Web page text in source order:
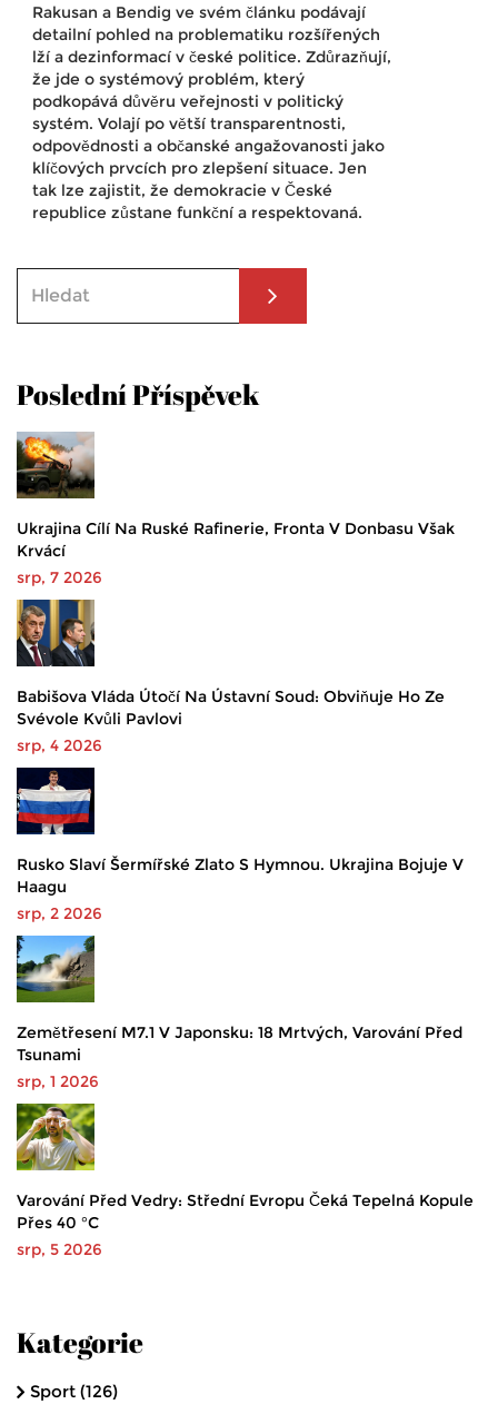
Rakusan a Bendig ve svém článku podávají
detailní pohled na problematiku rozšířených
lží a dezinformací v české politice. Zdůrazňují,
že jde o systémový problém, který
podkopává důvěru veřejnosti v politický
systém. Volají po větší transparentnosti,
odpovědnosti a občanské angažovanosti jako
klíčových prvcích pro zlepšení situace. Jen
tak lze zajistit, že demokracie v České
republice zůstane funkční a respektovaná.
Poslední Příspěvek
Ukrajina Cílí Na Ruské Rafinerie, Fronta V Donbasu Však
Krvácí
srp, 7 2026
Babišova Vláda Útočí Na Ústavní Soud: Obviňuje Ho Ze
Svévole Kvůli Pavlovi
srp, 4 2026
Rusko Slaví Šermířské Zlato S Hymnou. Ukrajina Bojuje V
Haagu
srp, 2 2026
Zemětřesení M7.1 V Japonsku: 18 Mrtvých, Varování Před
Tsunami
srp, 1 2026
Varování Před Vedry: Střední Evropu Čeká Tepelná Kopule
Přes 40 °C
srp, 5 2026
Kategorie
Sport (126)